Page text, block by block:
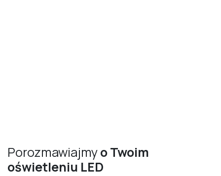
Porozmawiajmyo Twoim
oświetleniu LED